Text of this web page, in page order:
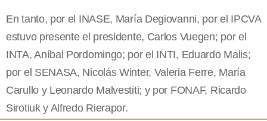
En tanto, por el INASE, María Degiovanni, por el IPCVA
estuvo presente el presidente, Carlos Vuegen; por el
INTA, Aníbal Pordomingo; por el INTI, Eduardo Malis;
por el SENASA, Nicolás Winter, Valeria Ferre, María
Carullo y Leonardo Malvestiti; y por FONAF, Ricardo
Sirotiuk y Alfredo Rierapor.